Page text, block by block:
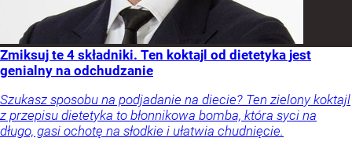
Zmiksuj te 4 składniki. Ten koktajl od dietetyka jest
genialny na odchudzanie
Szukasz sposobu na podjadanie na diecie? Ten zielony koktajl
z przepisu dietetyka to błonnikowa bomba, która syci na
długo, gasi ochotę na słodkie i ułatwia chudnięcie.